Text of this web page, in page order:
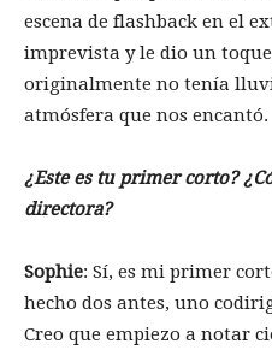
escena de flashback en el
imprevista y le dio un toque
originalmente no tenía
atmósfera que nos encantó.
¿Este es tu primer corto?
directora?
Sophie: Sí, es mi primer
hecho dos antes, uno
Creo que empiezo a notar